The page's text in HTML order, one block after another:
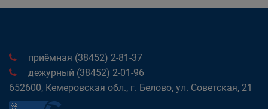
приёмная (38452) 2-81-37
дежурный (38452) 2-01-96
652600, Кемеровская обл., г. Белово, ул. Советская, 21